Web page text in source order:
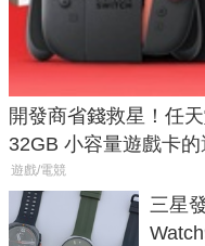
開發商省錢救星！任
32GB 小容量遊戲卡
遊戲/電競
三星